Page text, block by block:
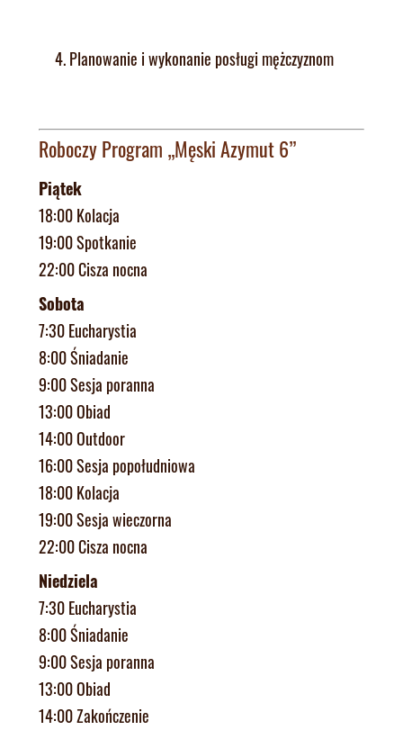
4. Planowanie i wykonanie posługi mężczyznom
Roboczy Program „Męski Azymut 6”
Piątek
18:00 Kolacja
19:00 Spotkanie
22:00 Cisza nocna
Sobota
7:30 Eucharystia
8:00 Śniadanie
9:00 Sesja poranna
13:00 Obiad
14:00 Outdoor
16:00 Sesja popołudniowa
18:00 Kolacja
19:00 Sesja wieczorna
22:00 Cisza nocna
Niedziela
7:30 Eucharystia
8:00 Śniadanie
9:00 Sesja poranna
13:00 Obiad
14:00 Zakończenie